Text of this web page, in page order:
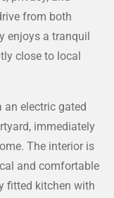
from both
enjoys a tranquil
close to local
an electric gated
immediately
The interior is
and comfortable
fitted kitchen with